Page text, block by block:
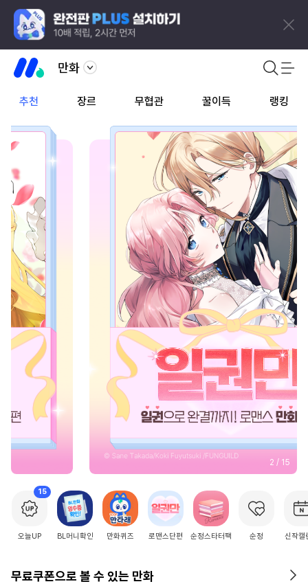
만화
추천 장르 무협관 꿀이득 랭킹
2 / 15
15
오늘UP BL머니확인 만화퀴즈 로맨스단편 순정스타터팩 순정 신작캘
무료쿠폰으로 볼 수 있는 만화